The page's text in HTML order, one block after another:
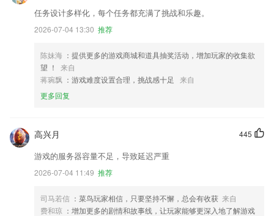
任务设计多样化，每个任务都充满了挑战和乐趣。
2026-07-04 13:30 推荐
陈妹海 ：提供更多的游戏商城和道具抽奖活动，增加玩家的收集欲
望 ！
来自
蒋琬飘 ：游戏难度设置合理，挑战感十足
来自
更多回复
445
高兴月
游戏的服务器容量不足，导致延迟严重
2026-07-04 11:49 推荐
司马若信 ：菜鸟玩家相信，只要坚持不懈，总会有收获 来自
费和琼 ：增加更多的剧情和故事线，让玩家能够更深入地了解游戏